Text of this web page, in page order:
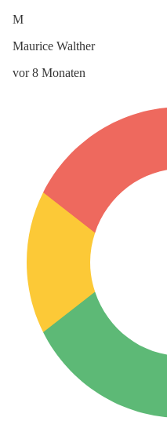
M
Maurice Walther
vor 8 Monaten